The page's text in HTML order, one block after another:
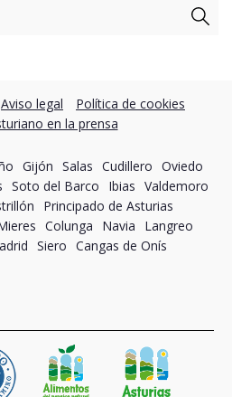
Aviso legal
Política de cookies
en la prensa
Gijón Salas Cudillero Oviedo
Soto del Barco Ibias Valdemoro
Principado de Asturias
Colunga Navia
Langreo
Siero Cangas de Onís